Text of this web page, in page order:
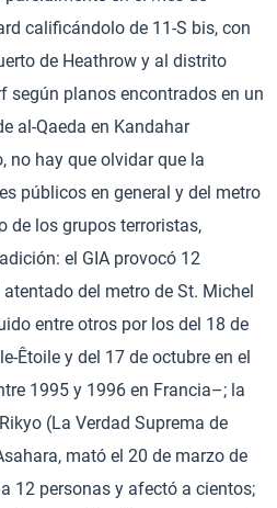
calificándolo de 11-S bis, con
de Heathrow y al distrito
según planos encontrados en un
al-Qaeda en Kandahar
no hay que olvidar que la
públicos en general y del metro
de los grupos terroristas,
el GIA provocó 12
del metro de St. Michel
entre otros por los del 18 de
Êtoile y del 17 de octubre en el
1995 y 1996 en Francia–; la
(La Verdad Suprema de
mató el 20 de marzo de
12 personas y afectó a cientos;